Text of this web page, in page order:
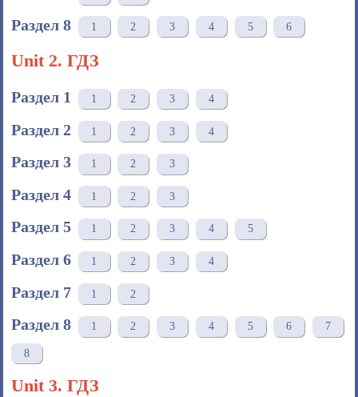
Раздел 8 1 2 3 4 5 6
Unit 2. ГДЗ
Раздел 1 1 2 3 4
Раздел 2 1 2 3 4
Раздел 3 1 2 3
Раздел 4 1 2 3
Раздел 5 1 2 3 4 5
Раздел 6 1 2 3 4
Раздел 7 1 2
Раздел 8 1 2 3 4 5 6 7
8
Unit 3. ГДЗ